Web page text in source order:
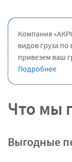
Компания
видов груза
привезем ваш
даже в самые
учитывающий
вам
решат любой
дальних
Подробнее
Что мы
Выгодные